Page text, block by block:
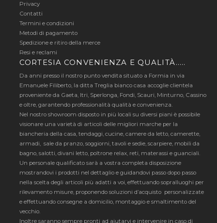
Privacy
Contatti
Termini e condizioni
Metodi di pagamento
Spedizione e ritiro della merce
Resi e reclami
CORTESIA CONVENIENZA E QUALITÀ…..
Da anni presso il nostro punto vendita situato a Formia in via
Emanuele Filiberto, la ditta Treglia bianco casa accoglie clientela
proveniente da Gaeta, Itri, Sperlonga, Fondi, Scauri, Minturno, Cassino
e oltre, garantendo professionalità qualità e convenienza.
Nel nostro showroom disposto in più locali su diversi piani è possibile
visionare una varietà di articoli delle migliori marche per la
biancheria della casa, tendaggi, cucine, camere da letto, camerette,
armadi, sale da pranzo, soggiorni, tavoli e sedie, scarpiere, mobili da
bagno, salotti, divani letto, poltrone relax, reti, materassi e guanciali.
Un personale qualificato sarà a vostra completa disposizione
mostrandovi i prodotti nel dettaglio e guidandovi passo dopo passo
nella scelta degli articoli più adatti a voi, effettuando sopralluoghi per
rilevamento misure, proponendo soluzioni d’acquisto personalizzate
e effettuando consegne a domicilio, montaggio e smaltimento del
vecchio.
Inoltre saranno sempre pronti ad aiutarvi e intervenire in caso di